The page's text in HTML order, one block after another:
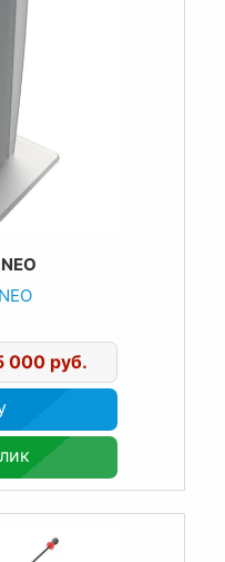
000 руб.